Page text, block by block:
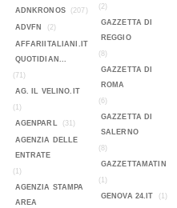
ADNKRONOS
(207)
ADVFN (2)
AFFARIITALIANI.IT
QUOTIDIAN...
(71)
AG. IL VELINO.IT
(1)
AGENPARL
(31)
AGENZIA DELLE
ENTRATE
(1)
AGENZIA STAMPA
AREA
(2)
GAZZETTA DI
REGGIO
(8)
GAZZETTA DI
ROMA
(6)
GAZZETTA DI
SALERNO
(8)
GAZZETTAMATIN
(1)
GENOVA 24.IT
(1)